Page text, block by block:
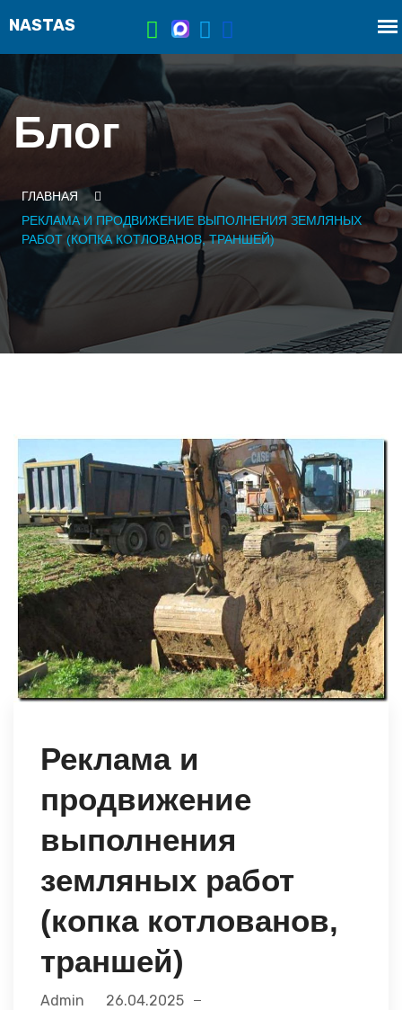
Блог
ГЛАВНАЯ
РЕКЛАМА И ПРОДВИЖЕНИЕ ВЫПОЛНЕНИЯ ЗЕМЛЯНЫХ
РАБОТ (КОПКА КОТЛОВАНОВ, ТРАНШЕЙ)
Реклама и
продвижение
выполнения
земляных работ
(копка котлованов,
траншей)
Admin 26.04.2025